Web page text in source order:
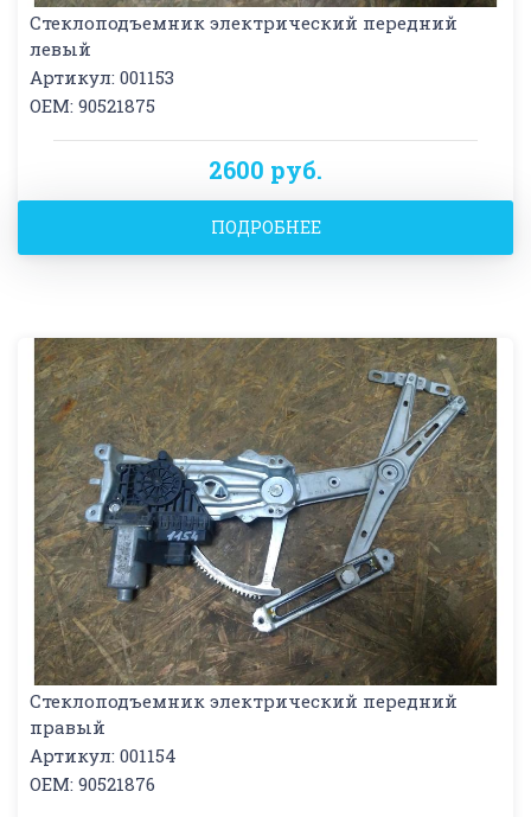
Стеклоподъемник электрический передний
левый
Артикул: 001153
OEM: 90521875
2600 руб.
ПОДРОБНЕЕ
Стеклоподъемник электрический передний
правый
Артикул: 001154
OEM: 90521876